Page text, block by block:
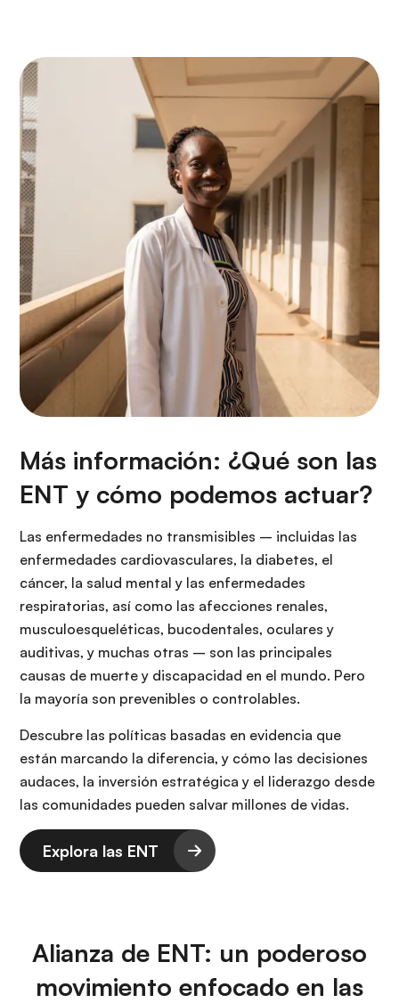
Más información: ¿Qué son las
ENT y cómo podemos actuar?
Las enfermedades no transmisibles – incluidas las
enfermedades cardiovasculares, la diabetes, el
cáncer, la salud mental y las enfermedades
respiratorias, así como las afecciones renales,
musculoesqueléticas, bucodentales, oculares y
auditivas, y muchas otras – son las principales
causas de muerte y discapacidad en el mundo. Pero
la mayoría son prevenibles o controlables.
Descubre las políticas basadas en evidencia que
están marcando la diferencia, y cómo las decisiones
audaces, la inversión estratégica y el liderazgo desde
las comunidades pueden salvar millones de vidas.
Explora las ENT
Alianza de ENT: un poderoso
movimiento enfocado en las